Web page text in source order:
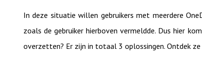
In deze situatie willen gebruikers met meerdere
zoals de gebruiker hierboven vermeldde. Dus hier
overzetten? Er zijn in totaal 3 oplossingen. Ontdek